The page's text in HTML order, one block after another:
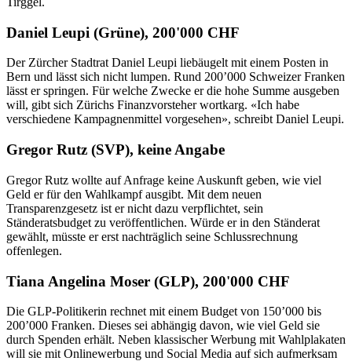
Daniel Leupi (Grüne), 200'000 CHF
Der Zürcher Stadtrat Daniel Leupi liebäugelt mit einem Posten in
Bern und lässt sich nicht lumpen. Rund 200’000 Schweizer Franken
lässt er springen. Für welche Zwecke er die hohe Summe ausgeben
will, gibt sich Zürichs Finanzvorsteher wortkarg. «Ich habe
verschiedene Kampagnenmittel vorgesehen», schreibt Daniel Leupi.
Gregor Rutz (SVP), keine Angabe
Gregor Rutz wollte auf Anfrage keine Auskunft geben, wie viel
Geld er für den Wahlkampf ausgibt. Mit dem neuen
Transparenzgesetz ist er nicht dazu verpflichtet, sein
Ständeratsbudget zu veröffentlichen. Würde er in den Ständerat
gewählt, müsste er erst nachträglich seine Schlussrechnung
offenlegen.
Tiana Angelina Moser (GLP), 200'000 CHF
Die GLP-Politikerin rechnet mit einem Budget von 150’000 bis
200’000 Franken. Dieses sei abhängig davon, wie viel Geld sie
durch Spenden erhält. Neben klassischer Werbung mit Wahlplakaten
will sie mit Onlinewerbung und Social Media auf sich aufmerksam